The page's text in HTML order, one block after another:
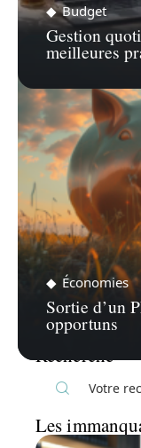
Budget
Gestion
meilleures
Économies
Sortie d’un
opportuns
Recherche
Les